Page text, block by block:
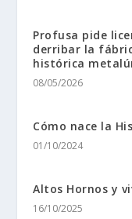
Profusa pide
derribar la
histórica
08/05/2026
Cómo nace la
01/10/2024
Altos Hornos y
16/10/2025